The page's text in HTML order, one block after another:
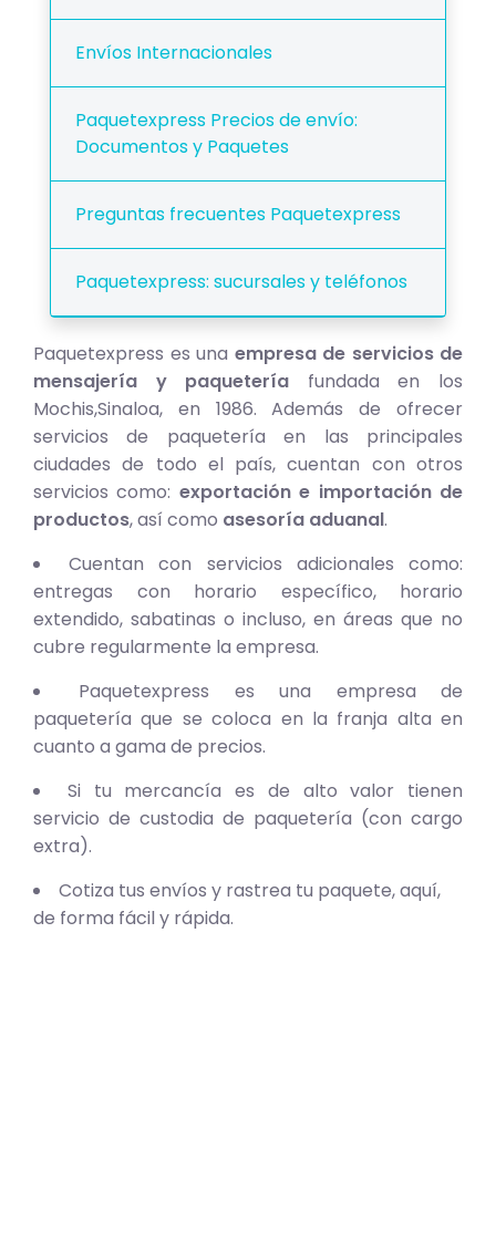
Envíos Internacionales
Paquetexpress Precios de envío:
Documentos y Paquetes
Preguntas frecuentes Paquetexpress
Paquetexpress: sucursales y teléfonos
Paquetexpress es una empresa de servicios de
mensajería y paquetería fundada en los
Mochis,Sinaloa, en 1986. Además de ofrecer
servicios de paquetería en las principales
ciudades de todo el país, cuentan con otros
servicios como: exportación e importación de
productos, así como asesoría aduanal.
Cuentan con servicios adicionales como:
entregas con horario específico, horario
extendido, sabatinas o incluso, en áreas que no
cubre regularmente la empresa.
Paquetexpress es una empresa de
paquetería que se coloca en la franja alta en
cuanto a gama de precios.
Si tu mercancía es de alto valor tienen
servicio de custodia de paquetería (con cargo
extra).
Cotiza tus envíos y rastrea tu paquete, aquí,
de forma fácil y rápida.